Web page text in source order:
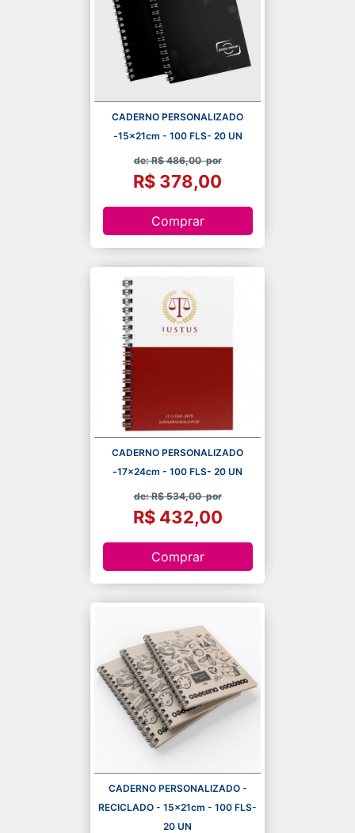
CADERNO PERSONALIZADO
-15x21cm - 100 FLS- 20 UN
de: R$ 486,00por
R$ 378,00
Comprar
CADERNO PERSONALIZADO
-17x24cm - 100 FLS- 20 UN
de: R$ 534,00por
R$ 432,00
Comprar
CADERNO PERSONALIZADO -
RECICLADO - 15x21cm - 100 FLS-
20 UN